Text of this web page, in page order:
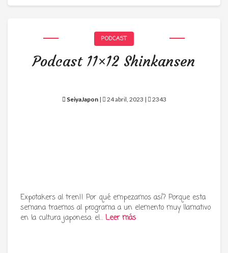
PODCAST
Podcast 11×12 Shinkansen
SeiyaJapon| 24 abril, 2023 | 2343
Expotakers al tren!! Por qué empezamos así? Porque esta
semana traemos al programa a un elemento muy llamativo
en la cultura japonesa: el… Leer más